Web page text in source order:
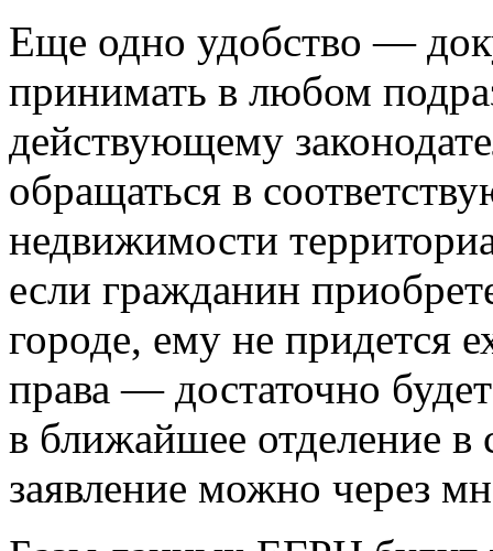
Еще одно удобство —
принимать в любом
действующему
обращаться в
недвижимости
если гражданин
городе, ему не придется
права — достаточно
в ближайшее отделение в
заявление можно через